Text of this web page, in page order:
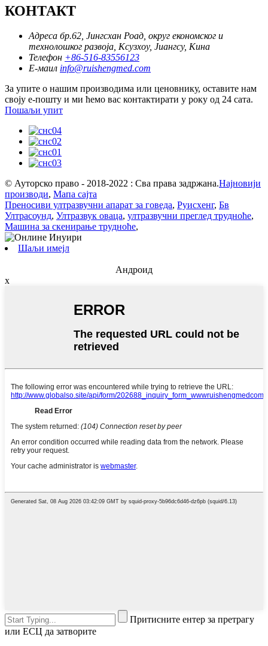
КОНТАКТ
Адреса бр.62, Јингсхан Роад, округ економског и
технолошког развоја, Ксузхоу, Јиангсу, Кина
Телефон +86-516-83556123
Е-маил info@ruishengmed.com
За упите о нашим производима или ценовнику, оставите нам
своју е-пошту и ми ћемо вас контактирати у року од 24 сата.
Пошаљи упит
© Ауторско право - 2018-2022 : Сва права задржана.Најновији
производи, Мапа сајта
Преносиви ултразвучни апарат за говеда, Руисхенг, Бв
Ултрасоунд, Ултразвук оваца, ултразвучни преглед трудноће,
Машина за скенирање трудноће,
Шаљи имејл
Андроид
x
Притисните ентер за претрагу
или ЕСЦ да затворите